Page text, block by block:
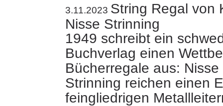
3.11.2023 String Regal von
Nisse Strinning
1949 schreibt ein
Buchverlag einen
Bücherregale aus:
Strinning reichen einen
feingliedrigen